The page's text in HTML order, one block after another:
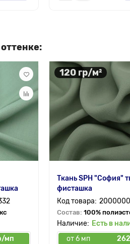
мп
120 гр/м²
Ткань SPH "София"
фисташка
Состав: 100%
Есть в
от 6 мп